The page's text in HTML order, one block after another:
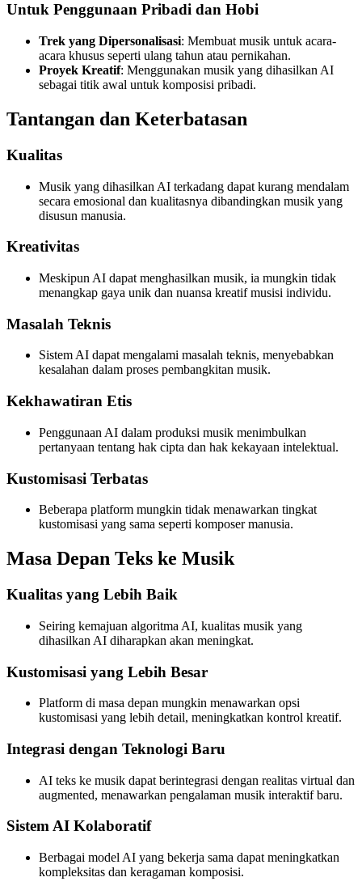
Untuk Penggunaan Pribadi dan Hobi
Trek yang Dipersonalisasi: Membuat musik untuk acara-
acara khusus seperti ulang tahun atau pernikahan.
Proyek Kreatif: Menggunakan musik yang dihasilkan AI
sebagai titik awal untuk komposisi pribadi.
Tantangan dan Keterbatasan
Kualitas
Musik yang dihasilkan AI terkadang dapat kurang mendalam
secara emosional dan kualitasnya dibandingkan musik yang
disusun manusia.
Kreativitas
Meskipun AI dapat menghasilkan musik, ia mungkin tidak
menangkap gaya unik dan nuansa kreatif musisi individu.
Masalah Teknis
Sistem AI dapat mengalami masalah teknis, menyebabkan
kesalahan dalam proses pembangkitan musik.
Kekhawatiran Etis
Penggunaan AI dalam produksi musik menimbulkan
pertanyaan tentang hak cipta dan hak kekayaan intelektual.
Kustomisasi Terbatas
Beberapa platform mungkin tidak menawarkan tingkat
kustomisasi yang sama seperti komposer manusia.
Masa Depan Teks ke Musik
Kualitas yang Lebih Baik
Seiring kemajuan algoritma AI, kualitas musik yang
dihasilkan AI diharapkan akan meningkat.
Kustomisasi yang Lebih Besar
Platform di masa depan mungkin menawarkan opsi
kustomisasi yang lebih detail, meningkatkan kontrol kreatif.
Integrasi dengan Teknologi Baru
AI teks ke musik dapat berintegrasi dengan realitas virtual dan
augmented, menawarkan pengalaman musik interaktif baru.
Sistem AI Kolaboratif
Berbagai model AI yang bekerja sama dapat meningkatkan
kompleksitas dan keragaman komposisi.